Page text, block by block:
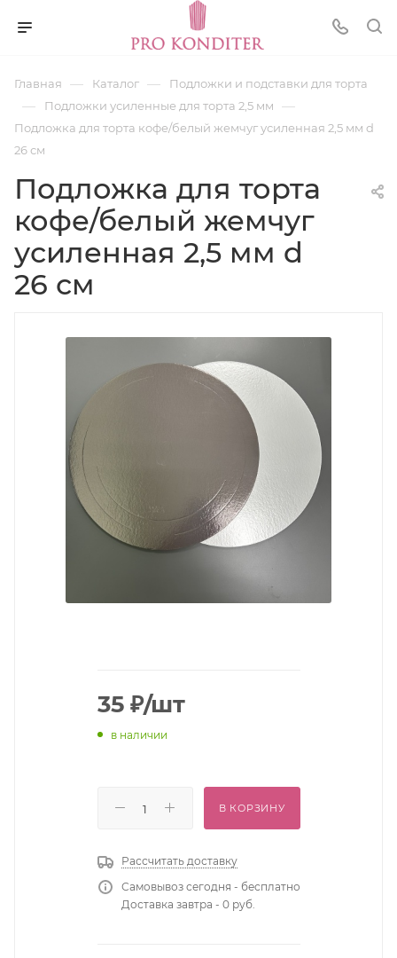
Главная — Каталог — Подложки и подставки для торта
— Подложки усиленные для торта 2,5 мм —
Подложка для торта кофе/белый жемчуг усиленная 2,5 мм d
26 см
Подложка для торта
кофе/белый жемчуг
усиленная 2,5 мм d
26 см
35₽/шт
в наличии
В КОРЗИНУ
Рассчитать доставку
Самовывоз сегодня - бесплатно
Доставка завтра - 0 руб.